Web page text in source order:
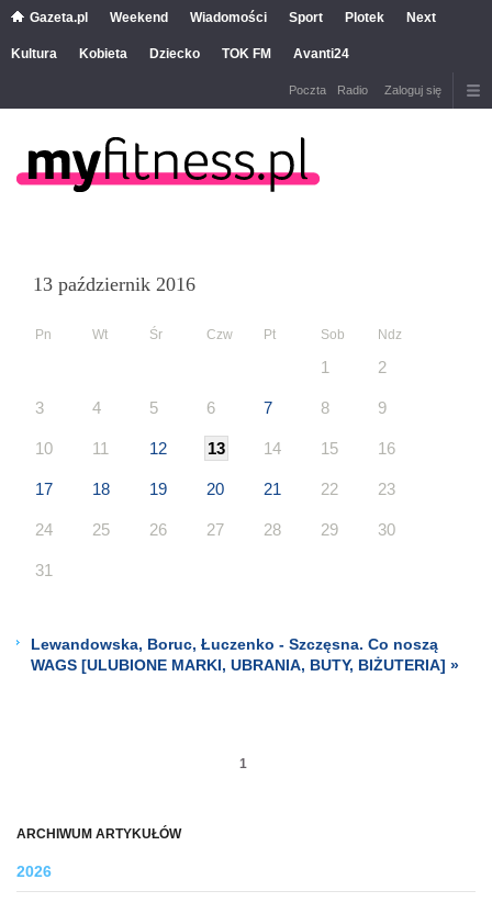
Gazeta.pl Weekend Wiadomości Sport Plotek Next
Kultura Kobieta Dziecko TOK FM Avanti24
Poczta Radio Zaloguj się
ARCHIWUM ARTYKUŁÓW
2026
13 październik 2016
Pn Wt Śr Czw Pt Sob Ndz
1 2
3 4 5 6 7 8 9
10 11 12 13 14 15 16
17 18 19 20 21 22 23
24 25 26 27 28 29 30
31
Lewandowska, Boruc, Łuczenko - Szczęsna. Co noszą
WAGS [ULUBIONE MARKI, UBRANIA, BUTY, BIŻUTERIA] »
1